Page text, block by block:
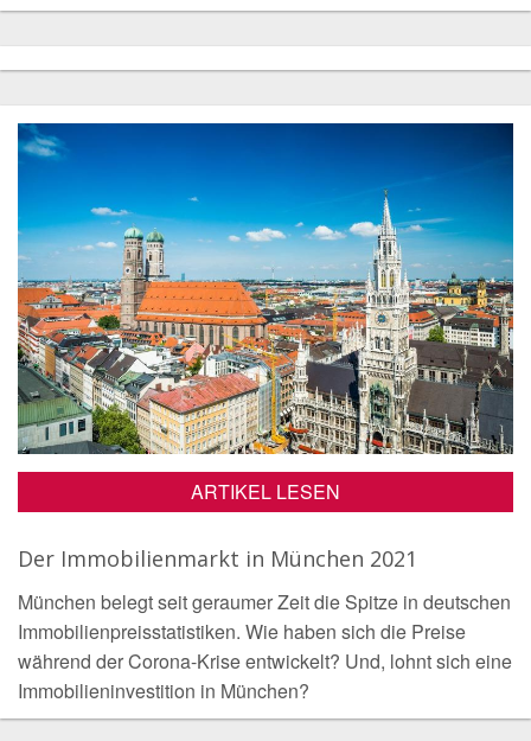
ARTIKEL LESEN
Der Immobilienmarkt in München 2021
München belegt seit geraumer Zeit die Spitze in deutschen
Immobilienpreisstatistiken. Wie haben sich die Preise
während der Corona-Krise entwickelt? Und, lohnt sich eine
Immobilieninvestition in München?